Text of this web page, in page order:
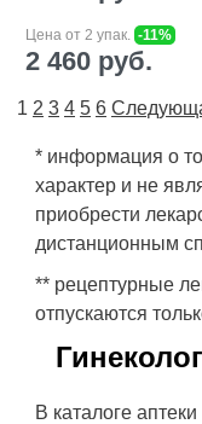
Цена от 2 упак. -11%
2 460 руб.
1 2 3 4 5 6
* информация о
характер и не
приобрести
дистанционным
** рецептурные
отпускаются
В каталоге